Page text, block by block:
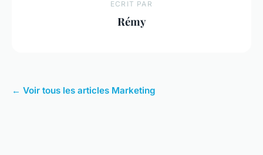
ECRIT PAR
Rémy
← Voir tous les articles Marketing